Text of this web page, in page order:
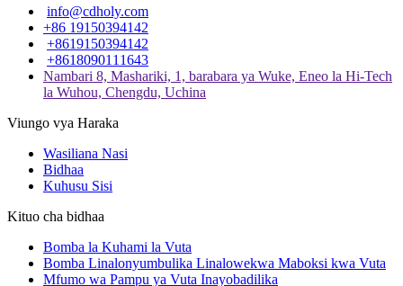
info@cdholy.com
+86 19150394142
+8619150394142
+8618090111643
Nambari 8, Mashariki, 1, barabara ya Wuke, Eneo la Hi-Tech
la Wuhou, Chengdu, Uchina
Viungo vya Haraka
Wasiliana Nasi
Bidhaa
Kuhusu Sisi
Kituo cha bidhaa
Bomba la Kuhami la Vuta
Bomba Linalonyumbulika Linalowekwa Maboksi kwa Vuta
Mfumo wa Pampu ya Vuta Inayobadilika